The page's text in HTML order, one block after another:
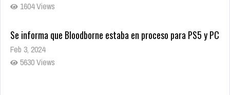
1604 Views
Se informa que Bloodborne estaba en proceso para PS5 y PC
Feb 3, 2024
5630 Views